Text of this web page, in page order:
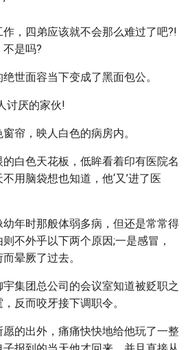
，四弟应该就不会那么难过了吧?!
是吗?
世面容当下变成了黑面包公。
讨厌的家伙!
帘，映人白色的病房内。
白色天花板，低眸看着印有医院名
用脑袋想也知道，他‘又’进了医
年时那般体弱多病，但还是常常得
不外乎以下两个原因;一是感冒，
晕厥了过去。
集团总公司的会议室知道被贬职之
反而咬牙接下调职令。
的出外，痛痛快快地给他玩了一整